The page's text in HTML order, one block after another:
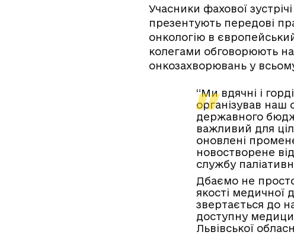
Учасники фахової
презентують передові
онкологію в
колегами обговорюють
онкозахворювань у всьому
“Ми вдячні і
організував наш
державного
важливий для
оновлені
новостворене
службу
Дбаємо не
якості медичної
звертається до
доступну
Львівської